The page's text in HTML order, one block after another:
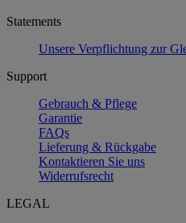
Statements
Unsere Verpflichtung zur
Support
Gebrauch & Pflege
Garantie
FAQs
Lieferung & Rückgabe
Kontaktieren Sie uns
Widerrufsrecht
LEGAL